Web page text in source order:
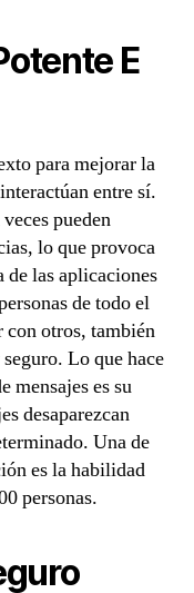
E
para mejorar la
entre sí.
pueden
lo que provoca
de las aplicaciones
de todo el
con otros, también
Lo que hace
mensajes es su
desaparezcan
Una de
es la habilidad
personas.